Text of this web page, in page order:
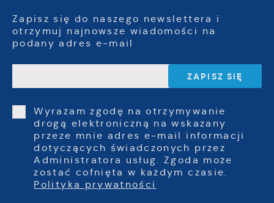
Zapisz się do naszego newslettera i
otrzymuj najnowsze wiadomości na
podany adres e-mail
Wyrażam zgodę na otrzymywanie
drogą elektroniczną na wskazany
przeze mnie adres e-mail informacji
dotyczących świadczonych przez
Administratora usług. Zgoda może
zostać cofnięta w każdym czasie.
Polityka prywatności